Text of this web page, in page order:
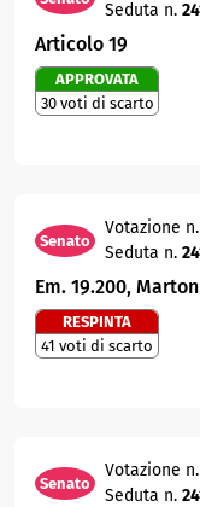
Seduta n.
Articolo 19
APPROVATA
30 voti di scarto
Senato
Votazione
Seduta n.
Em. 19.200,
RESPINTA
41 voti di scarto
Senato
Votazione
Seduta n.